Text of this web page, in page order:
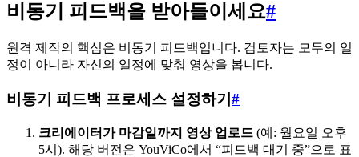
비동기 피드백을 받아들이세요#
원격 제작의 핵심은 비동기 피드백입니다. 검토자는 모두의 일
정이 아니라 자신의 일정에 맞춰 영상을 봅니다.
비동기 피드백 프로세스 설정하기 #
크리에이터가 마감일까지 영상 업로드 (예: 월요일 오후
5시). 해당 버전은 YouViCo에서 “피드백 대기 중”으로 표